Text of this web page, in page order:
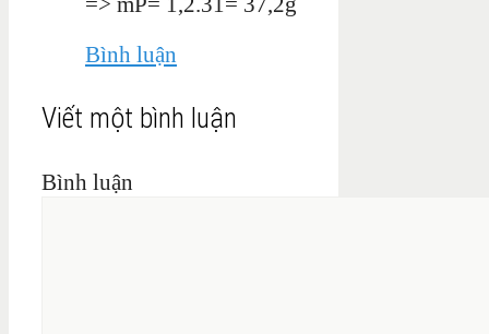
Bình luận
Viết một bình luận
Bình luận